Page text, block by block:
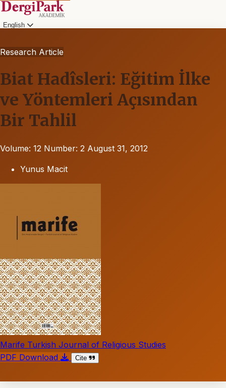
English
Research Article
Biat Hadîsleri: Eğitim İlke
ve Yöntemleri Açısından
Bir Tahlil
Volume: 12 Number: 2 August 31, 2012
Yunus Macit
Marife Turkish Journal of Religious Studies
PDF Download
Cite